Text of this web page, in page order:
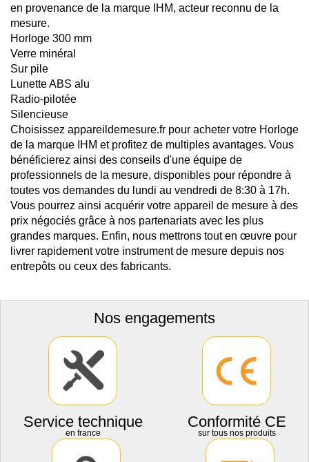
en provenance de la marque IHM, acteur reconnu de la
mesure.
Horloge 300 mm
Verre minéral
Sur pile
Lunette ABS alu
Radio-pilotée
Silencieuse
Choisissez appareildemesure.fr pour acheter votre Horloge
de la marque IHM et profitez de multiples avantages. Vous
bénéficierez ainsi des conseils d'une équipe de
professionnels de la mesure, disponibles pour répondre à
toutes vos demandes du lundi au vendredi de 8:30 à 17h.
Vous pourrez ainsi acquérir votre appareil de mesure à des
prix négociés grâce à nos partenariats avec les plus
grandes marques. Enfin, nous mettrons tout en œuvre pour
livrer rapidement votre instrument de mesure depuis nos
entrepôts ou ceux des fabricants.
Nos engagements
Service technique
en france
Conformité CE
sur tous nos produits